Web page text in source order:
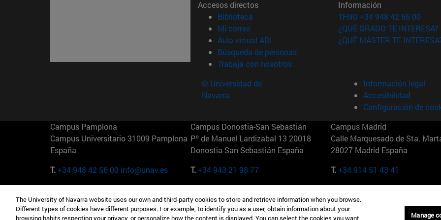
Accesos directos
Biblioteca (abre en nueva ventana)
Mi correo(abre en nueva ventana)
Aula virtual ADI (abre en nueva ventana)
Búsqueda de personas(abre en nueva ventana)
Trabaja con nosotros(abre en nueva ventana)
Información
TFNO +34 948 42 56 00
¿QUÉ GRADO TE INTERESA?
¿QUÉ MÁSTER TE
© Universidad de
Navarra
Información legal
Accesibilidad
Configuración de
Campus Pamplona
Campus Universitario 31009 Pamplona
España
T.+34 948 42 56 00 info@unav.es
Campus Donostia-San Sebastián
Pº de Manuel Lardizabal 13 20018
Donostia-San Sebastián España
T.+34 943 21 98 77
Campus Madrid
Calle Marquesado de Sta.
28027 Madrid España
T.+34 914 51 43 41
Camino del Cerro Águila 3 28023
Madrid España
165 W 57th St 10019-2201 Nueva York
EE.UU
Maria-Theresia-Straße 15
Múnich Alemania
The University of Navarra website uses our own and third-party cookies to store and retrieve information when you browse.
Different types of cookies have different purposes. For example, to identify you as a user, obtain information about your
browsing habits respecting your privacy, or personalize how the content is displayed. You can select the cookies you want
Manage